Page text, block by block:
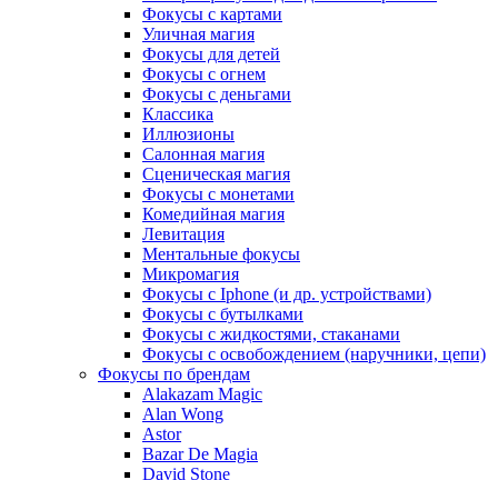
Фокусы с картами
Уличная магия
Фокусы для детей
Фокусы с огнем
Фокусы с деньгами
Классика
Иллюзионы
Салонная магия
Сценическая магия
Фокусы с монетами
Комедийная магия
Левитация
Ментальные фокусы
Микромагия
Фокусы с Iphone (и др. устройствами)
Фокусы с бутылками
Фокусы с жидкостями, стаканами
Фокусы с освобождением (наручники, цепи)
Фокусы по брендам
Alakazam Magic
Alan Wong
Astor
Bazar De Magia
David Stone